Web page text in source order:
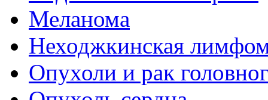
Меланома
Неходжкинская
Опухоли и рак